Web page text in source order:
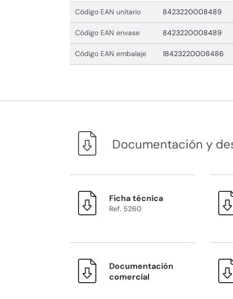
Código EAN unitario 8423220008489
Código EAN envase 8423220008489
Código EAN embalaje 18423220008486
Documentación y
Ficha técnica
Ref. 5260
Documentación
comercial